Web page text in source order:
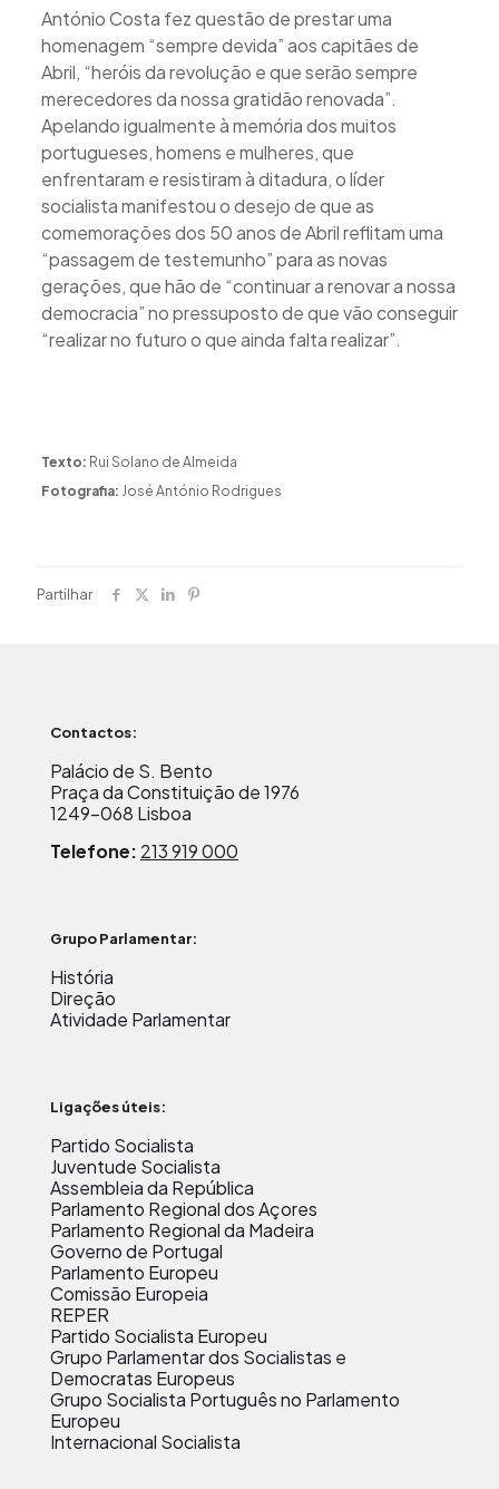
António Costa fez questão de prestar uma
homenagem “sempre devida” aos capitães de
Abril, “heróis da revolução e que serão sempre
merecedores da nossa gratidão renovada”.
Apelando igualmente à memória dos muitos
portugueses, homens e mulheres, que
enfrentaram e resistiram à ditadura, o líder
socialista manifestou o desejo de que as
comemorações dos 50 anos de Abril reflitam uma
“passagem de testemunho” para as novas
gerações, que hão de “continuar a renovar a nossa
democracia” no pressuposto de que vão conseguir
“realizar no futuro o que ainda falta realizar”.
Texto: Rui Solano de Almeida
Fotografia: José António Rodrigues
Partilhar
Contactos:
Palácio de S. Bento
Praça da Constituição de 1976
1249-068 Lisboa
Telefone: 213 919 000
Grupo Parlamentar:
História
Direção
Atividade Parlamentar
Ligações úteis:
Partido Socialista
Juventude Socialista
Assembleia da República
Parlamento Regional dos Açores
Parlamento Regional da Madeira
Governo de Portugal
Parlamento Europeu
Comissão Europeia
REPER
Partido Socialista Europeu
Grupo Parlamentar dos Socialistas e
Democratas Europeus
Grupo Socialista Português no Parlamento
Europeu
Internacional Socialista